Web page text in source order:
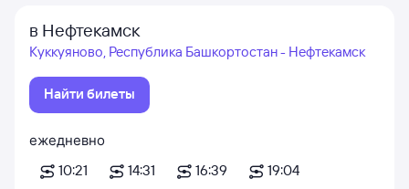
в Нефтекамск
Куккуяново, Республика Башкортостан - Нефтекамск
Найти билеты
ежедневно
10:21
14:31 16:39
19:04